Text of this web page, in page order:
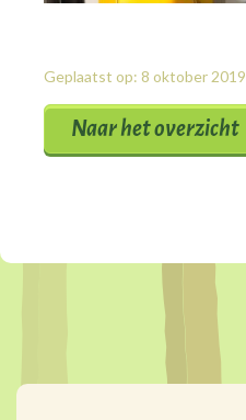
Geplaatst op: 8 oktober 2019
Naar het overzicht